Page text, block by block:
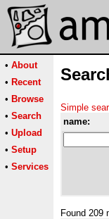
• About
• Recent
• Browse
• Search
• Upload
• Setup
• Services
Simple
name:
Found 209